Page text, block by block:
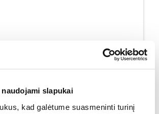
slapukai
kad galėtume suasmeninti turinį
Daugiau